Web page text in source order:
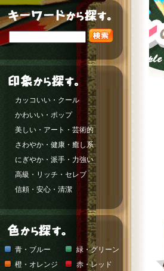
カッコいい・クール
かわいい・ポップ
美しい・アート・芸術的
さわやか・健康・癒し系
にぎやか・派手・力強い
高級・リッチ・セレブ
信頼・安心・清潔
青・ブルー
緑・グリーン
橙・オレンジ
赤・レッド